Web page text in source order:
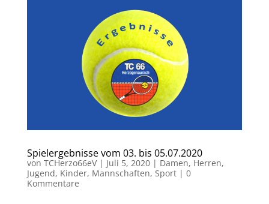
Spielergebnisse vom 03. bis 05.07.2020
von TCHerzo66eV| Juli 5, 2020| Damen, Herren,
Jugend, Kinder, Mannschaften, Sport| 0
Kommentare